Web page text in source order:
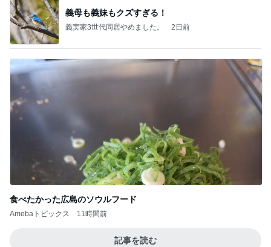
義母も義妹もクズすぎる！
義実家3世代同居やめました。 2日前
食べたかった広島のソウルフード
Amebaトピックス 11時間前
記事を読む